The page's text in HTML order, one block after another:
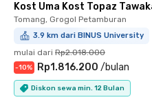
Kost Uma Kost Topaz
Tomang, Grogol Petamburan
3.9 km dari BINUS University
mulai dari Rp2.018.000
-10% Rp1.816.200 /bulan
Diskon sewa min. 12 Bulan